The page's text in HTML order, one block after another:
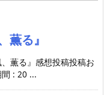
薫る』
薫る』感想投稿投稿お
: 20 ...